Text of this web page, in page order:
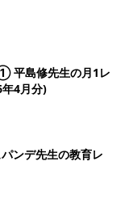
平島修先生の月1レ
4月分)
ンデ先生の教育レ